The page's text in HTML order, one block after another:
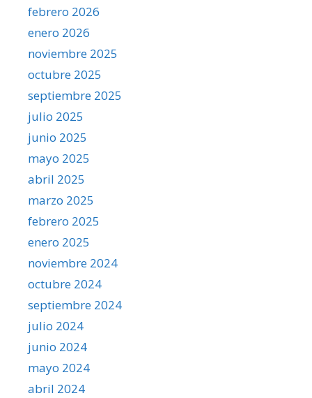
febrero 2026
enero 2026
noviembre 2025
octubre 2025
septiembre 2025
julio 2025
junio 2025
mayo 2025
abril 2025
marzo 2025
febrero 2025
enero 2025
noviembre 2024
octubre 2024
septiembre 2024
julio 2024
junio 2024
mayo 2024
abril 2024